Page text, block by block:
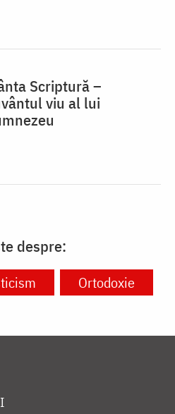
Scriptură –
viu al lui
despre:
Ortodoxie